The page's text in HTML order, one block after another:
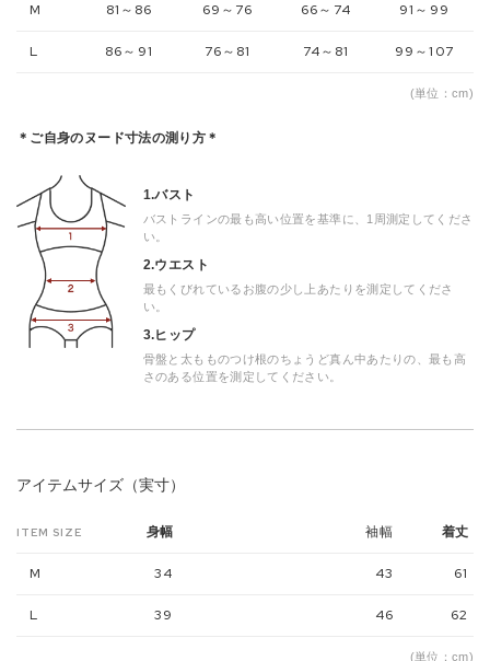
M 81～86 69～76 66～74 91～99
L 86～91 76～81 74～81 99～107
(単位：cm)
＊ご自身のヌード寸法の測り方＊
1.バスト
バストラインの最も高い位置を基準に、1周測定してくださ
い。
2.ウエスト
最もくびれているお腹の少し上あたりを測定してくださ
い。
3.ヒップ
骨盤と太もものつけ根のちょうど真ん中あたりの、最も高
さのある位置を測定してください。
アイテムサイズ（実寸）
ITEM SIZE 身幅 袖幅 着丈
M 34 43 61
L 39 46 62
(単位：cm)